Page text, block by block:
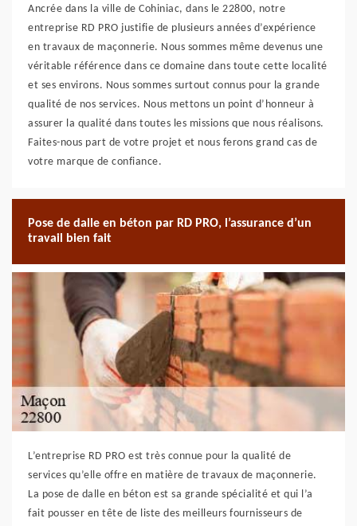
Ancrée dans la ville de Cohiniac, dans le 22800, notre
entreprise RD PRO justifie de plusieurs années d’expérience
en travaux de maçonnerie. Nous sommes même devenus une
véritable référence dans ce domaine dans toute cette localité
et ses environs. Nous sommes surtout connus pour la grande
qualité de nos services. Nous mettons un point d’honneur à
assurer la qualité dans toutes les missions que nous réalisons.
Faites-nous part de votre projet et nous ferons grand cas de
votre marque de confiance.
Pose de dalle en béton par RD PRO, l’assurance d’un
travail bien fait
L’entreprise RD PRO est très connue pour la qualité de
services qu’elle offre en matière de travaux de maçonnerie.
La pose de dalle en béton est sa grande spécialité et qui l’a
fait pousser en tête de liste des meilleurs fournisseurs de